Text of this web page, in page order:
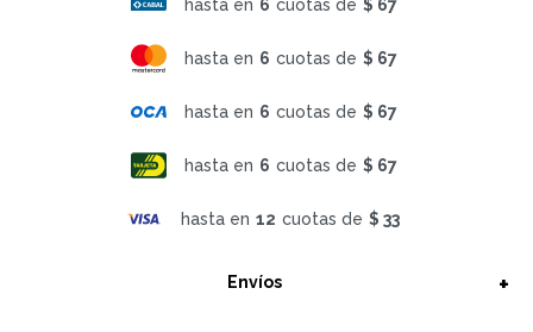
hasta en 6 cuotas de $ 67
hasta en 6 cuotas de $ 67
hasta en 6 cuotas de $ 67
hasta en 6 cuotas de $ 67
hasta en 12 cuotas de $ 33
Envíos